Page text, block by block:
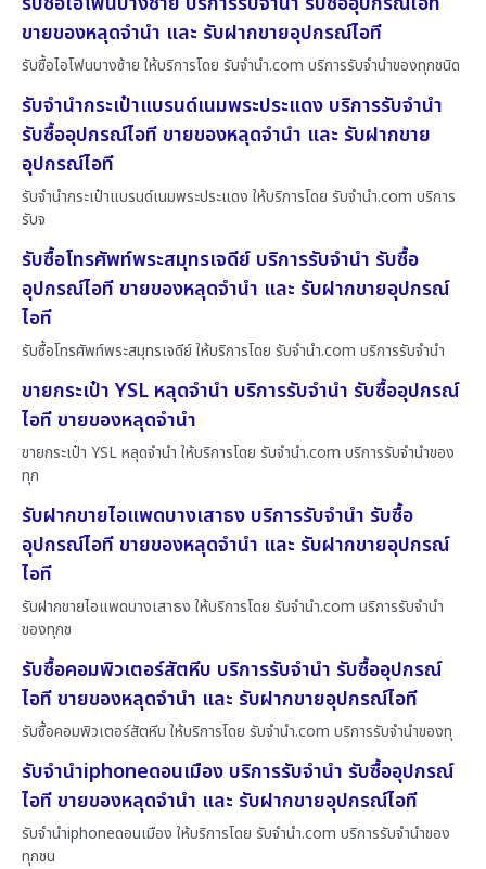
ขายของหลุดจำนำ และ รับฝากขายอุปกรณ์ไอที
รับซื้อไอโฟนบางซ้าย ให้บริการโดย รับจํานํา.com บริการรับจำนำของทุกชนิด
รับจำนำกระเป๋าแบรนด์เนมพระประแดง บริการรับจำนำ
รับซื้ออุปกรณ์ไอที ขายของหลุดจำนำ และ รับฝากขาย
อุปกรณ์ไอที
รับจำนำกระเป๋าแบรนด์เนมพระประแดง ให้บริการโดย รับจํานํา.com บริการ
รับจ
รับซื้อโทรศัพท์พระสมุทรเจดีย์ บริการรับจำนำ รับซื้อ
อุปกรณ์ไอที ขายของหลุดจำนำ และ รับฝากขายอุปกรณ์
ไอที
รับซื้อโทรศัพท์พระสมุทรเจดีย์ ให้บริการโดย รับจํานํา.com บริการรับจำนำ
ขายกระเป๋า YSL หลุดจำนำ บริการรับจำนำ รับซื้ออุปกรณ์
ไอที ขายของหลุดจำนำ
ขายกระเป๋า YSL หลุดจำนำ ให้บริการโดย รับจํานํา.com บริการรับจำนำของ
ทุก
รับฝากขายไอแพดบางเสาธง บริการรับจำนำ รับซื้อ
อุปกรณ์ไอที ขายของหลุดจำนำ และ รับฝากขายอุปกรณ์
ไอที
รับฝากขายไอแพดบางเสาธง ให้บริการโดย รับจํานํา.com บริการรับจำนำ
ของทุกช
รับซื้อคอมพิวเตอร์สัตหีบ บริการรับจำนำ รับซื้ออุปกรณ์
ไอที ขายของหลุดจำนำ และ รับฝากขายอุปกรณ์ไอที
รับซื้อคอมพิวเตอร์สัตหีบ ให้บริการโดย รับจํานํา.com บริการรับจำนำของทุ
รับจำนำiphoneดอนเมือง บริการรับจำนำ รับซื้ออุปกรณ์
ไอที ขายของหลุดจำนำ และ รับฝากขายอุปกรณ์ไอที
รับจำนำiphoneดอนเมือง ให้บริการโดย รับจํานํา.com บริการรับจำนำของ
ทุกชน